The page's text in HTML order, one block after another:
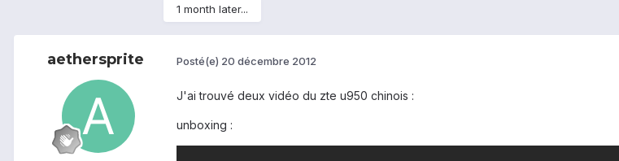
1 month later...
aethersprite Posté(e) 20 décembre 2012
J'ai trouvé deux vidéo du zte u950 chinois :
unboxing :